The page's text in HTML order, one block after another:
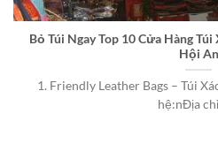
Bỏ Túi Ngay Top 10 Cửa Hàng
Hội An
1. Friendly Leather Bags – Túi
hệ:nĐịa